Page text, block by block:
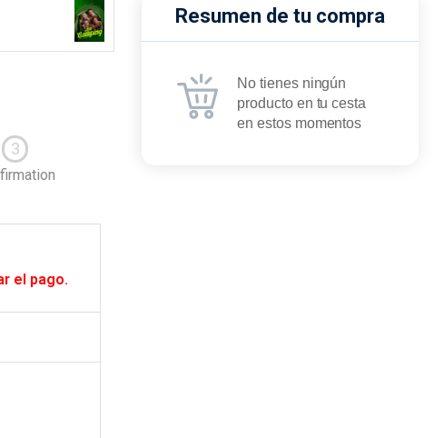
Resumen de tu compra
No tienes ningún
producto en tu cesta
en estos momentos